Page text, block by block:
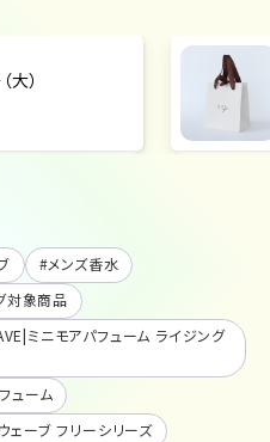
大）
#メンズ香水
対象商品
ミニモアパフューム ライジング
ューム
ェーブ フリーシリーズ